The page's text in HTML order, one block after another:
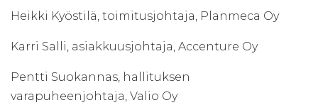
Heikki Kyöstilä, toimitusjohtaja, Planmeca Oy
Karri Salli, asiakkuusjohtaja, Accenture Oy
Pentti Suokannas, hallituksen
varapuheenjohtaja, Valio Oy